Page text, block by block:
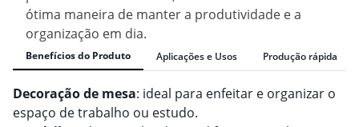
ótima maneira de manter a produtividade e a
organização em dia.
Benefícios do Produto Aplicações e Usos Produção rápida
Decoração de mesa: ideal para enfeitar e organizar o
espaço de trabalho ou estudo.